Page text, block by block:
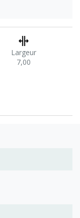
Largeur
7,00